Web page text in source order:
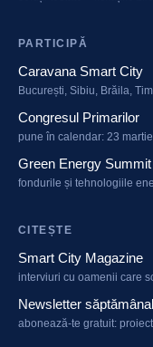
PARTICIPĂ
Caravana Smart City
București, Sibiu, Brăila,
Congresul Primarilor
pune în calendar: 23
Green Energy Summit
fondurile și tehnologiile
CITEȘTE
Smart City Magazine
interviuri cu oamenii care
Newsletter săptămânal
abonează-te gratuit: